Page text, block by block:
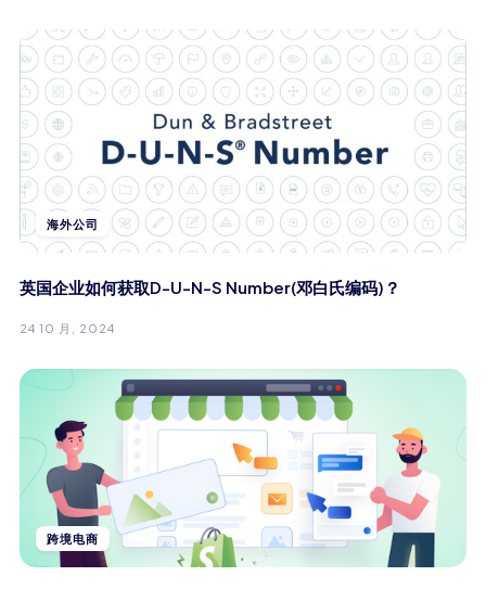
海外公司
英国企业如何获取D-U-N-S Number(邓白氏编码)？
24 10 月, 2024
跨境电商